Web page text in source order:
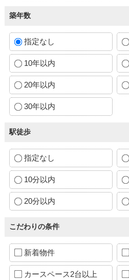
築年数
指定なし
10年以内
20年以内
30年以内
駅徒歩
指定なし
10分以内
20分以内
こだわりの条件
新着物件
カースペース2台以上